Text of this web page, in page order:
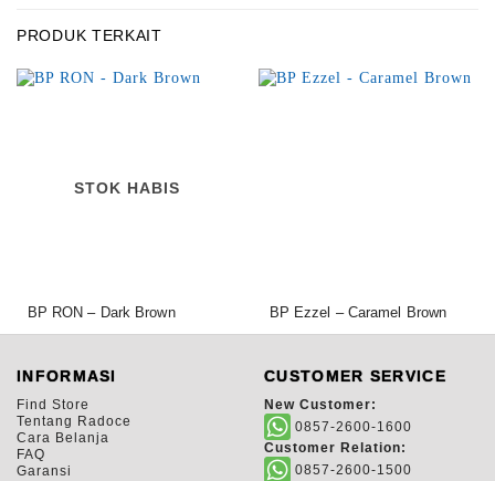
PRODUK TERKAIT
STOK HABIS
BP RON – Dark Brown BP Ezzel – Caramel Brown
INFORMASI
Find Store
Tentang Radoce
Cara Belanja
FAQ
Garansi
CUSTOMER SERVICE
New Customer:
0857-2600-1600
Customer Relation:
0857-2600-1500